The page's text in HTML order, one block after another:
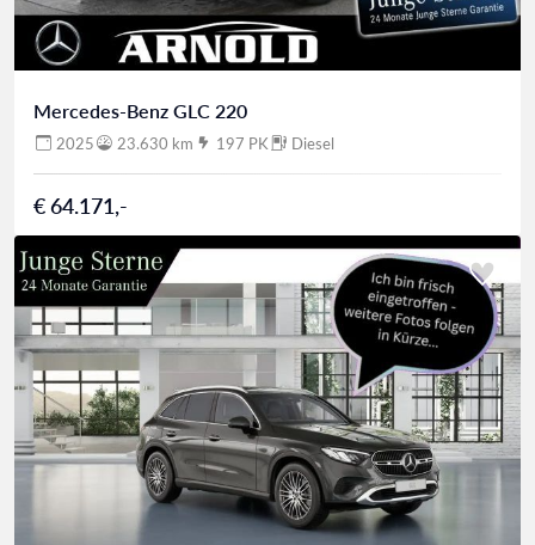
Mercedes-Benz GLC 220
2025 23.630 km 197 PK Diesel
€ 64.171,-